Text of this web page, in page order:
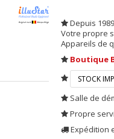
Depuis 1989
Votre propre
Appareils de
Boutique
STOCK
Salle de
Propre
Expédition